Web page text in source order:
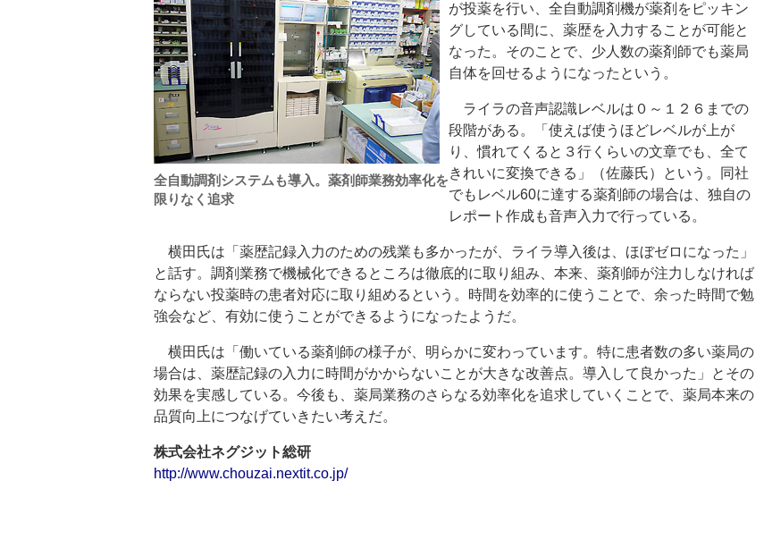
全自動調剤システムも導入。薬剤師業務効率化を
限りなく追求
が投薬を行い、全自動調剤機が薬剤をピッキン
グしている間に、薬歴を入力することが可能と
なった。そのことで、少人数の薬剤師でも薬局
自体を回せるようになったという。
ライラの音声認識レベルは０～１２６までの
段階がある。「使えば使うほどレベルが上が
り、慣れてくると３行くらいの文章でも、全て
きれいに変換できる」（佐藤氏）という。同社
でもレベル60に達する薬剤師の場合は、独自の
レポート作成も音声入力で行っている。
横田氏は「薬歴記録入力のための残業も多かったが、ライラ導入後は、ほぼゼロになった」
と話す。調剤業務で機械化できるところは徹底的に取り組み、本来、薬剤師が注力しなければ
ならない投薬時の患者対応に取り組めるという。時間を効率的に使うことで、余った時間で勉
強会など、有効に使うことができるようになったようだ。
横田氏は「働いている薬剤師の様子が、明らかに変わっています。特に患者数の多い薬局の
場合は、薬歴記録の入力に時間がかからないことが大きな改善点。導入して良かった」とその
効果を実感している。今後も、薬局業務のさらなる効率化を追求していくことで、薬局本来の
品質向上につなげていきたい考えだ。
株式会社ネグジット総研
http://www.chouzai.nextit.co.jp/